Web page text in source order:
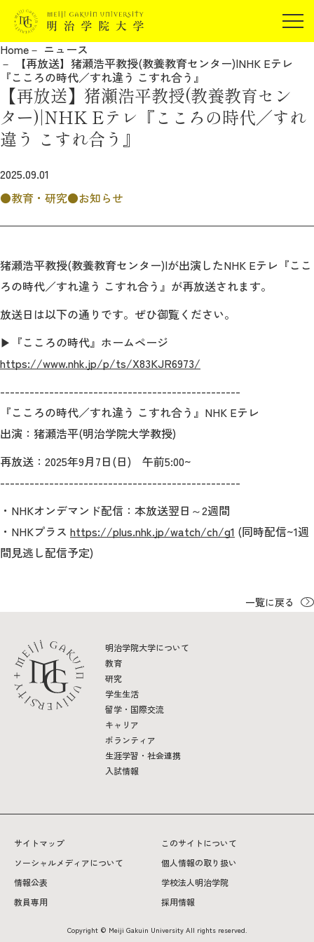
在学生の方
卒業生の方
保証人の方
企業・研究者の方
JP EN
受験生の方
報道関係の方
明治学院大学について
教育
研究
留学・国際交流
ボランティア
生涯学習・社会連携
2026年9月入学者向け 新入生サイト
MGグッズ オンラインショップ
（外部サイト）
案内
お問合わせ 取材・撮影
Home
ニュース
【再放送】猪瀬浩平教授(教養教育センター)|NHK Eテレ
『こころの時代／すれ違う こすれ合う』
【再放送】猪瀬浩平教授(教養教育セン
ター)|NHK Eテレ『こころの時代／すれ
違う こすれ合う』
2025.09.01
教育・研究
お知らせ
猪瀬浩平教授(教養教育センター)|が出演したNHK Eテレ『ここ
ろの時代／すれ違う こすれ合う』が再放送されます。
放送日は以下の通りです。ぜひ御覧ください。
▶『こころの時代』ホームページ
https://www.nhk.jp/p/ts/X83KJR6973/
-------------------------------------------------
『こころの時代／すれ違う こすれ合う』NHK Eテレ
出演：猪瀬浩平(明治学院大学教授)
再放送：2025年9月7日(日) 午前5:00~
-------------------------------------------------
・NHKオンデマンド配信：本放送翌日～2週間
・NHKプラス https://plus.nhk.jp/watch/ch/g1 (同時配信~1週
間見逃し配信予定)
一覧に戻る
明治学院大学について
教育
研究
学生生活
留学・国際交流
キャリア
ボランティア
生涯学習・社会連携
入試情報
サイトマップ
このサイトについて
ソーシャルメディアについて
個人情報の取り扱い
情報公表
学校法人明治学院
教員専用
採用情報
Copyright © Meiji Gakuin University All rights reserved.